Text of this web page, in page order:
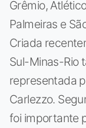
Grêmio,
Palmeiras e
Criada
Sul-Minas-Rio
representada
Carlezzo.
foi importante